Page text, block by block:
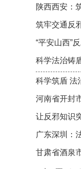
陕西西安：
筑牢交通反
“平安山西”
科学法治铸
科学筑盾 法
河南省开封
让反邪知识
广东深圳：
甘肃省酒泉